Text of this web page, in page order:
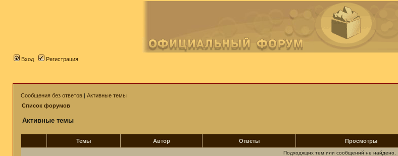
Вход Регистрация
Сообщения без ответов | Активные темы
Список форумов
Активные темы
Темы Автор Ответы Просмотры
Подходящих тем или сообщений не найдено.